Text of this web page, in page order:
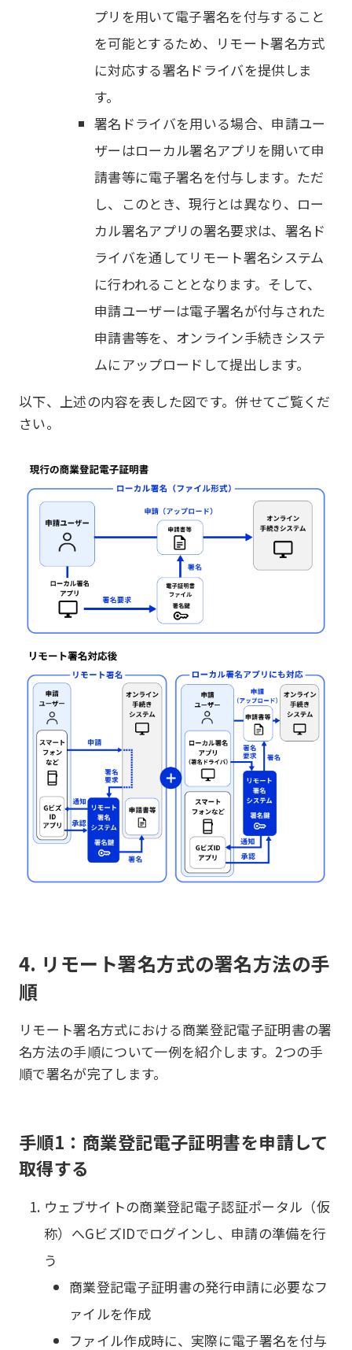
プリを用いて電子署名を付与すること
を可能とするため、リモート署名方式
に対応する署名ドライバを提供しま
す。
署名ドライバを用いる場合、申請ユー
ザーはローカル署名アプリを開いて申
請書等に電子署名を付与します。ただ
し、このとき、現行とは異なり、ロー
カル署名アプリの署名要求は、署名ド
ライバを通してリモート署名システム
に行われることとなります。そして、
申請ユーザーは電子署名が付与された
申請書等を、オンライン手続きシステ
ムにアップロードして提出します。
以下、上述の内容を表した図です。併せてご覧くだ
さい。
4. リモート署名方式の署名方法の手
順
リモート署名方式における商業登記電子証明書の署
名方法の手順について一例を紹介します。2つの手
順で署名が完了します。
手順1：商業登記電子証明書を申請して
取得する
ウェブサイトの商業登記電子認証ポータル（仮
称）へGビズIDでログインし、申請の準備を行
う
商業登記電子証明書の発行申請に必要なフ
ァイルを作成
ファイル作成時に、実際に電子署名を付与